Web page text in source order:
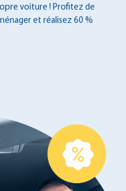
voiture ! Profitez de
et réalisez 60 %